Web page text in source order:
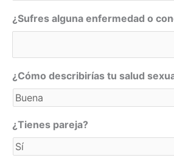
¿Sufres alguna enfermedad o
¿Cómo describirías tu salud
¿Tienes pareja?